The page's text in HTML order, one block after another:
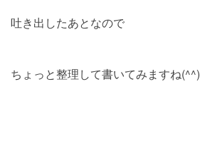
吐き出したあとなので
ちょっと整理して書いてみますね(^^)